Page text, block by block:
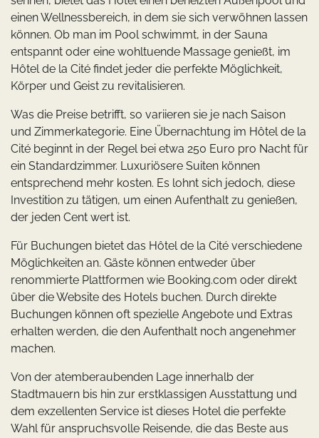
einen Wellnessbereich, in dem sie sich verwöhnen lassen
können. Ob man im Pool schwimmt, in der Sauna
entspannt oder eine wohltuende Massage genießt, im
Hôtel de la Cité findet jeder die perfekte Möglichkeit,
Körper und Geist zu revitalisieren.
Was die Preise betrifft, so variieren sie je nach Saison
und Zimmerkategorie. Eine Übernachtung im Hôtel de la
Cité beginnt in der Regel bei etwa 250 Euro pro Nacht für
ein Standardzimmer. Luxuriösere Suiten können
entsprechend mehr kosten. Es lohnt sich jedoch, diese
Investition zu tätigen, um einen Aufenthalt zu genießen,
der jeden Cent wert ist.
Für Buchungen bietet das Hôtel de la Cité verschiedene
Möglichkeiten an. Gäste können entweder über
renommierte Plattformen wie Booking.com oder direkt
über die Website des Hotels buchen. Durch direkte
Buchungen können oft spezielle Angebote und Extras
erhalten werden, die den Aufenthalt noch angenehmer
machen.
Von der atemberaubenden Lage innerhalb der
Stadtmauern bis hin zur erstklassigen Ausstattung und
dem exzellenten Service ist dieses Hotel die perfekte
Wahl für anspruchsvolle Reisende, die das Beste aus